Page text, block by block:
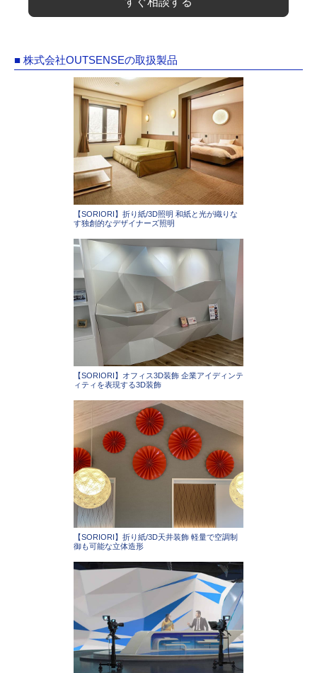
■ 株式会社OUTSENSEの取扱製品
【SORIORI】折り紙/3D照明 和紙と光が織りな
す独創的なデザイナーズ照明
【SORIORI】オフィス3D装飾 企業アイディンテ
ィティを表現する3D装飾
【SORIORI】折り紙/3D天井装飾 軽量で空調制
御も可能な立体造形